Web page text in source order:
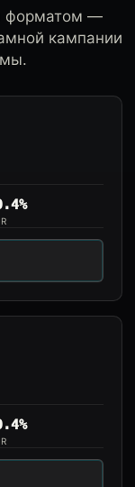
форматом —
кампании